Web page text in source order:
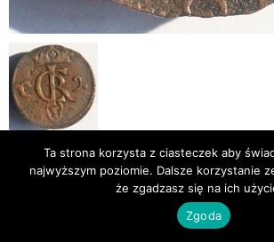
Publikacje
Bibliografia
© Newsmag WordPress Theme by
Ta strona korzysta z ciasteczek aby
najwyższym poziomie. Dalsze korzystanie
że zgadzasz się na ich
Zgoda